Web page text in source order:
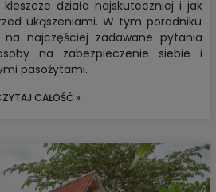
działa najskuteczniej i jak
ukąszeniami. W tym poradniku
na najczęściej zadawane pytania
na zabezpieczenie siebie i
pasożytami.
CAŁOŚĆ »